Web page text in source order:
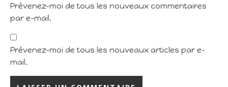
Prévenez-moi de tous les nouveaux commentaires
par e-mail.
Prévenez-moi de tous les nouveaux articles par e-
mail.